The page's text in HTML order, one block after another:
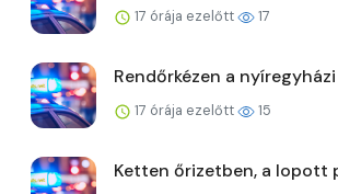
17 órája ezelőtt 17
Rendőrkézen a
17 órája ezelőtt 15
Ketten őrizetben, a lopott